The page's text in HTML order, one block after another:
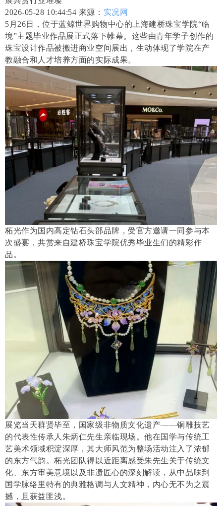
2026-05-28 10:44:54 来源： 实况网
5月26日，位于蓝鲸世界购物中心的上海建桥珠宝学院“临
境”主题毕业作品展正式落下帷幕。这些由青年学子创作的
珠宝设计作品被搬进商业空间展出，生动体现了学院在产
教融合和人才培养方面的实际成果。
柘光作为国内高定钻石头部品牌，受官方邀请一同参与本
次盛宴，共赏来自建桥珠宝学院优秀毕业生们的精彩作
品。
展览当天群贤毕至，国家级非物质文化遗产——铜雕技艺
的代表性传承人朱炳仁先生亲临现场。他在国学与传统工
艺美术领域积淀深厚，其大师风范为整场活动注入了浓郁
的东方气韵。柘光团队得以近距离感受朱先生关于传统文
化、东方审美意境以及非遗匠心的深刻解读，从中品味到
国学脉络里特有的典雅格调与人文精神，内心无不为之震
撼，且获益匪浅。